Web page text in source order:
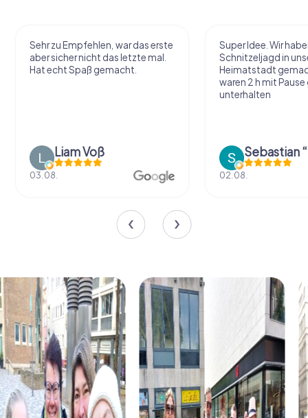
Sehr zu Empfehlen, war das erste
aber sicher nicht das letzte mal.
Hat echt Spaß gemacht.
Liam Voß
03.08.
Super Idee. Wir
Schnitzeljagd in
Heimatstadt
waren 2 h mit
unterhalten
02.08.